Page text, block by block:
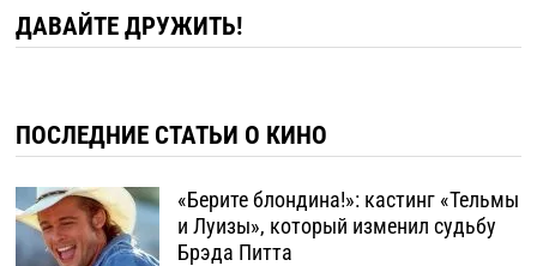
ДАВАЙТЕ ДРУЖИТЬ!
ПОСЛЕДНИЕ СТАТЬИ О КИНО
«Берите блондина!»: кастинг «Тельмы
и Луизы», который изменил судьбу
Брэда Питта